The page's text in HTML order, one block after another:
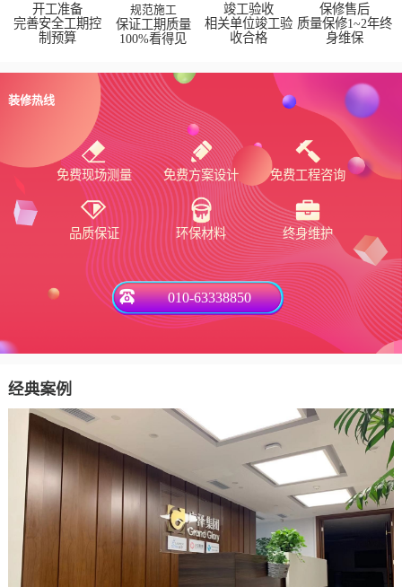
开工准备
完善安全工期控
制预算
规范施工
保证工期质量
100%看得见
竣工验收
相关单位竣工验
收合格
保修售后
质量保修1~2年终
身维保
装修热线
免费现场测量 免费方案设计 免费工程咨询
品质保证 环保材料 终身维护
010-63338850